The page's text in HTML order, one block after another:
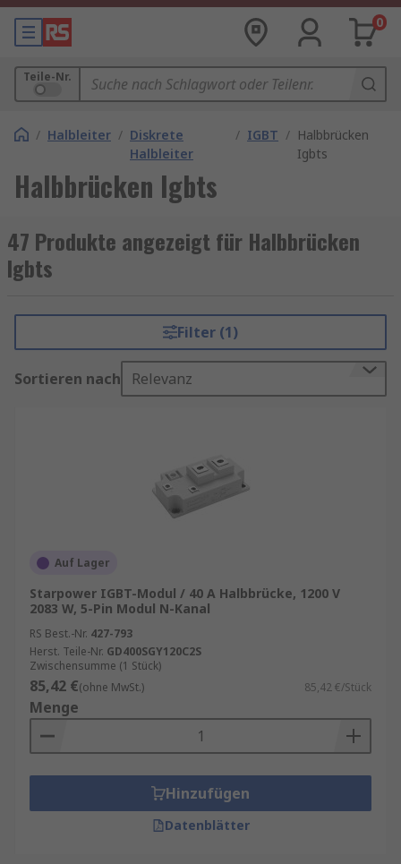
0
Teile-Nr.
/ Halbleiter / Diskrete
Halbleiter
/ IGBT / Halbbrücken
Igbts
Halbbrücken Igbts
47 Produkte angezeigt für Halbbrücken
Igbts
Filter (1)
Sortieren nach Relevanz
Auf Lager
Starpower IGBT-Modul / 40 A Halbbrücke, 1200 V
2083 W, 5-Pin Modul N-Kanal
RS Best.-Nr. 427-793
Herst. Teile-Nr. GD400SGY120C2S
Zwischensumme (1 Stück)
85,42 €(ohne MwSt.) 85,42 €/Stück
Menge
Hinzufügen
Datenblätter